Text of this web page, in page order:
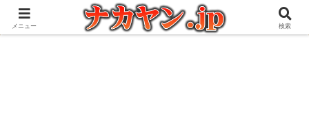
アウトドアとガジェット好きな管理人の愉快な日々を綴るブログ
メニュー 検索